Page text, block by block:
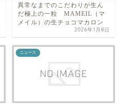
異常なまでのこだわりが生ん
だ極上の一粒 MAMEIL（マ
メイル）の生チョコマカロン
2026年1月8日
ニュース